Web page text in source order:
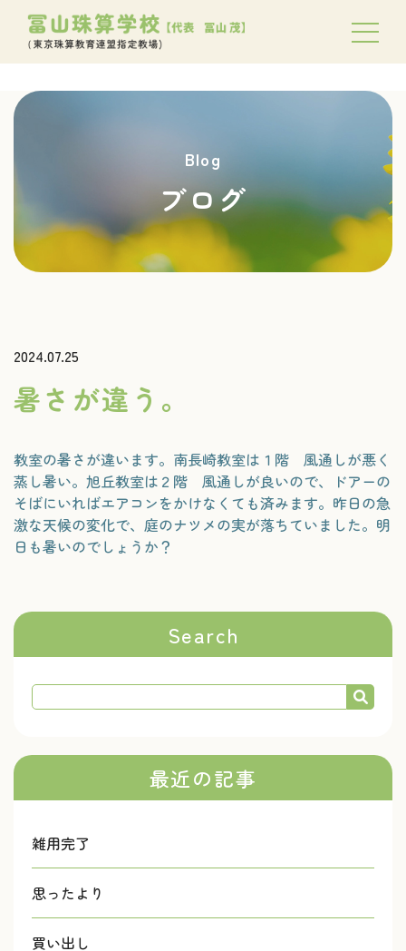
Blog
ブログ
2024.07.25
暑さが違う。
教室の暑さが違います。南長崎教室は１階 風通しが悪く
蒸し暑い。旭丘教室は２階 風通しが良いので、ドアーの
そばにいればエアコンをかけなくても済みます。昨日の急
激な天候の変化で、庭のナツメの実が落ちていました。明
日も暑いのでしょうか？
Search
最近の記事
雑用完了
思ったより
買い出し